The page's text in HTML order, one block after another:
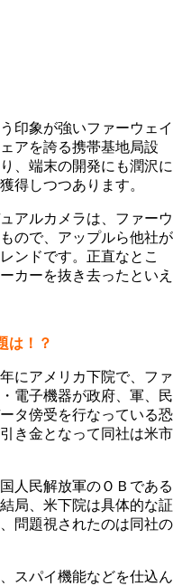
印象が強いファーウェイ
アを誇る携帯基地局設
、端末の開発にも潤沢に
得しつつあります。
アルカメラは、ファーウ
ので、アップルら他社が
ンドです。正直なとこ
カーを抜き去ったといえ
は！？
にアメリカ下院で、ファ
電子機器が政府、軍、民
タ傍受を行なっている恐
き金となって同社は米市
人民解放軍のＯＢである
局、米下院は具体的な証
問題視されたのは同社の
スパイ機能などを仕込ん